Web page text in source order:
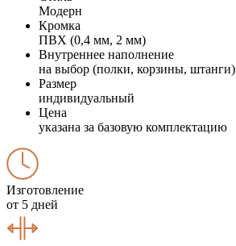
Модерн
Кромка
ПВХ (0,4 мм, 2 мм)
Внутреннее наполнение
на выбор (полки, корзины, штанги)
Размер
индивидуальный
Цена
указана за базовую комплектацию
Изготовление
от 5 дней